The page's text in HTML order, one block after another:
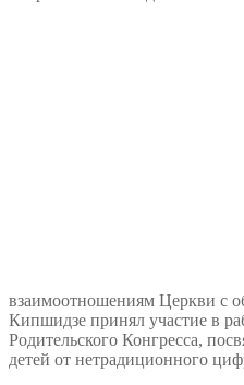
взаимоотношениям Церкви
Кипшидзе принял участие в
Родительского Конгресса,
детей от нетрадиционного